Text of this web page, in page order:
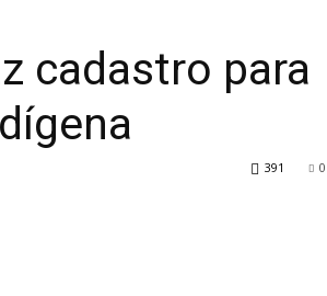
cadastro para
0
391